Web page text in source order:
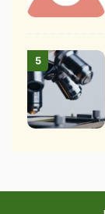
5